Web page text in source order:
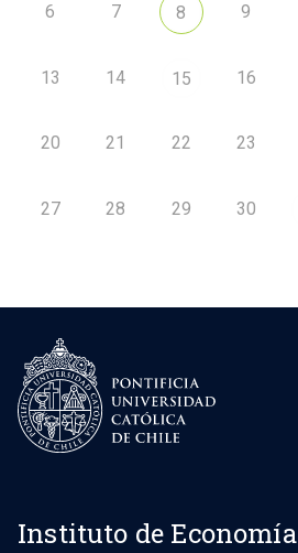
6 7 8 9
13 14 15 16
20 21 22 23
27 28 29 30
Instituto de Economía